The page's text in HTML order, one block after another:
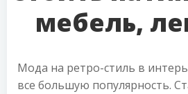
мебель,
Мода на ретро-стиль в
все большую популярность.